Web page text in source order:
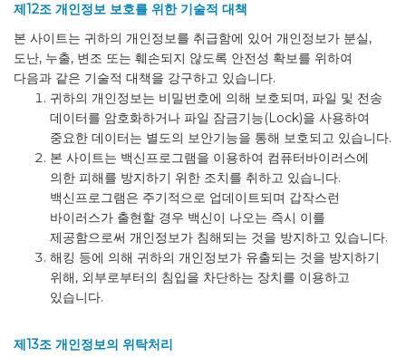
제12조 개인정보 보호를 위한 기술적 대책
본 사이트는 귀하의 개인정보를 취급함에 있어 개인정보가 분실,
도난, 누출, 변조 또는 훼손되지 않도록 안전성 확보를 위하여
다음과 같은 기술적 대책을 강구하고 있습니다.
귀하의 개인정보는 비밀번호에 의해 보호되며, 파일 및 전송
데이터를 암호화하거나 파일 잠금기능(Lock)을 사용하여
중요한 데이터는 별도의 보안기능을 통해 보호되고 있습니다.
본 사이트는 백신프로그램을 이용하여 컴퓨터바이러스에
의한 피해를 방지하기 위한 조치를 취하고 있습니다.
백신프로그램은 주기적으로 업데이트되며 갑작스런
바이러스가 출현할 경우 백신이 나오는 즉시 이를
제공함으로써 개인정보가 침해되는 것을 방지하고 있습니다.
해킹 등에 의해 귀하의 개인정보가 유출되는 것을 방지하기
위해, 외부로부터의 침입을 차단하는 장치를 이용하고
있습니다.
제13조 개인정보의 위탁처리